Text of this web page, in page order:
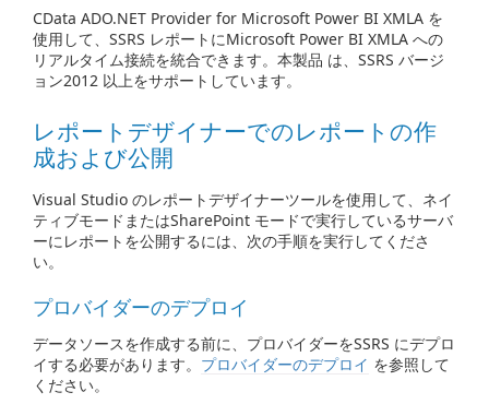
CData ADO.NET Provider for Microsoft Power BI XMLA を
使用して、SSRS レポートにMicrosoft Power BI XMLA への
リアルタイム接続を統合できます。本製品 は、SSRS バージ
ョン2012 以上をサポートしています。
レポートデザイナーでのレポートの作
成および公開
Visual Studio のレポートデザイナーツールを使用して、ネイ
ティブモードまたはSharePoint モードで実行しているサーバ
ーにレポートを公開するには、次の手順を実行してくださ
い。
プロバイダーのデプロイ
データソースを作成する前に、プロバイダーをSSRS にデプロ
イする必要があります。 プロバイダーのデプロイ を参照して
ください。